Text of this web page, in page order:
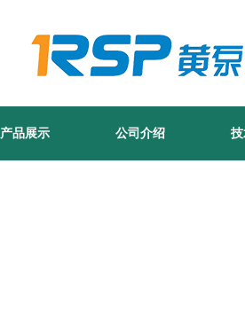
产品展示 公司介绍